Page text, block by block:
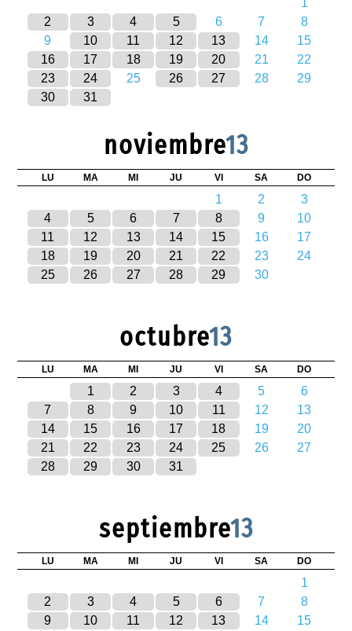
2
3 4 5 6 7
8
9
10 11 12 13 14
15
16
17 18 19 20 21
22
23
24 25 26 27 28
29
30
31
noviembre13
LU MA MI JU VI SA DO
1 2
3
4
5 6 7 8 9
10
11
12 13 14 15 16
17
18
19 20 21 22 23
24
25
26 27 28 29 30
octubre13
LU MA MI JU VI SA DO
1 2 3 4 5
6
7
8 9 10 11 12
13
14
15 16 17 18 19
20
21
22 23 24 25 26
27
28
29 30 31
septiembre13
LU MA MI JU VI SA DO
1
2
3 4 5 6 7
8
9
10 11 12 13 14
15